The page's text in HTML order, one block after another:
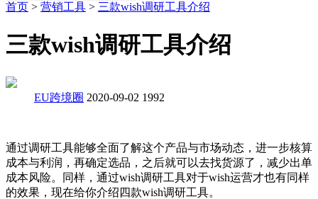
首页 > 营销工具 > 三款wish调研工具介绍
三款wish调研工具介绍
EU跨境圈 2020-09-02 1992
通过调研工具能够全面了解这个产品与市场动态，进一步核算
成本与利润，再确定选品，之后就可以去找货源了，减少出单
成本风险。同样，通过wish调研工具对于wish运营才也有同样
的效果，现在给你介绍四款wish调研工具。